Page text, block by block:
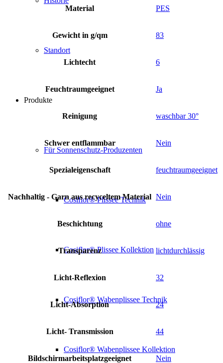
Standort
Produkte
Für Sonnenschutz-Produzenten
Cosiflor® Plissee Technik
Cosiflor® Plissee Kollektion
Cosiflor® Wabenplissee Technik
Cosiflor® Wabenplissee Kollektion
Material PES
Gewicht in g/qm 83
Lichtecht 6
Feuchtraumgeeignet Ja
Reinigung waschbar 30°
Schwer entflammbar Nein
Spezialeigenschaft feuchtraumgeeignet
Nachhaltig - Garn aus recyceltem Material Nein
Beschichtung ohne
Transparenz lichtdurchlässig
Licht-Reflexion 32
Licht-Absorption 24
Licht- Transmission 44
Bildschirmarbeitsplatzgeeignet Nein